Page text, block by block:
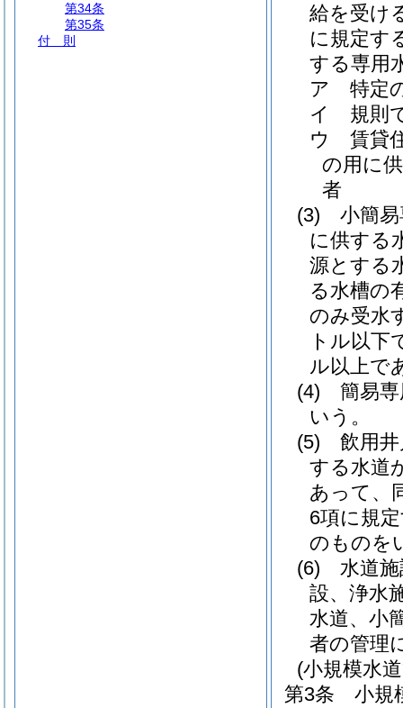
給を受け
に規定す
する専用
ア
特定
イ
規則
ウ
賃貸
の用に
者
(3)
小簡
に供する
源とする
る水槽の
のみ受水
トル以下
ル以上で
(4)
簡易
いう。
(5)
飲用
する水道
あって、
6項に規
のものを
(6)
水道
設、浄水
水道、小
者の管理
(小規模水
第3条
小規
第34条
第35条
付 則